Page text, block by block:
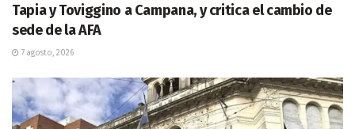
Tapia y Toviggino a Campana, y critica el cambio de
sede de la AFA
7 agosto, 2026